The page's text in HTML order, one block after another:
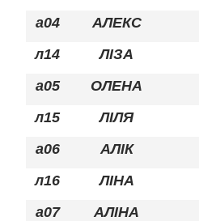
а04
АЛЕКС
л14
ЛІЗА
а05
ОЛЕНА
л15
ЛІЛЯ
а06
АЛІК
л16
ЛІНА
а07
АЛІНА